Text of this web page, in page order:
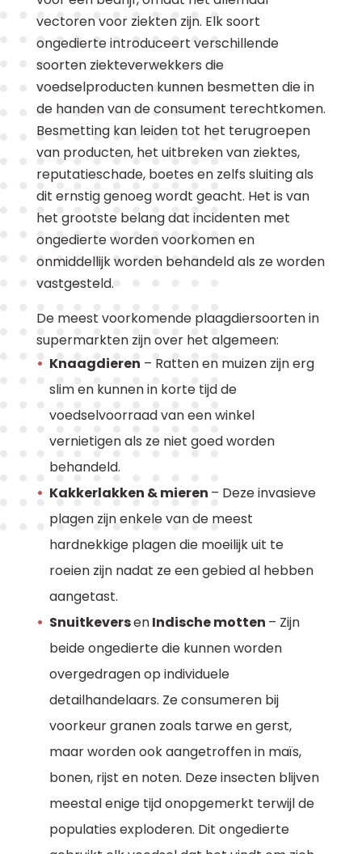
vectoren voor ziekten zijn. Elk soort
ongedierte introduceert verschillende
soorten ziekteverwekkers die
voedselproducten kunnen besmetten die in
de handen van de consument terechtkomen.
Besmetting kan leiden tot het terugroepen
van producten, het uitbreken van ziektes,
reputatieschade, boetes en zelfs sluiting als
dit ernstig genoeg wordt geacht. Het is van
het grootste belang dat incidenten met
ongedierte worden voorkomen en
onmiddellijk worden behandeld als ze worden
vastgesteld.
De meest voorkomende plaagdiersoorten in
supermarkten zijn over het algemeen:
Knaagdieren – Ratten en muizen zijn erg
slim en kunnen in korte tijd de
voedselvoorraad van een winkel
vernietigen als ze niet goed worden
behandeld.
Kakkerlakken & mieren – Deze invasieve
plagen zijn enkele van de meest
hardnekkige plagen die moeilijk uit te
roeien zijn nadat ze een gebied al hebben
aangetast.
SnuitkeversenIndische motten – Zijn
beide ongedierte die kunnen worden
overgedragen op individuele
detailhandelaars. Ze consumeren bij
voorkeur granen zoals tarwe en gerst,
maar worden ook aangetroffen in maïs,
bonen, rijst en noten. Deze insecten blijven
meestal enige tijd onopgemerkt terwijl de
populaties exploderen. Dit ongedierte